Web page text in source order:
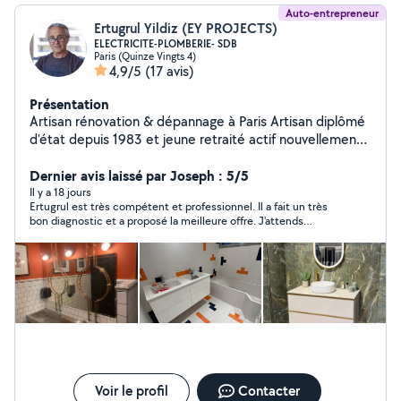
Auto-entrepreneur
Ertugrul Yildiz (EY PROJECTS)
ELECTRICITE-PLOMBERIE- SDB
Paris (Quinze Vingts 4)
4,9/5 (17 avis)
Présentation
Artisan rénovation & dépannage à Paris Artisan diplômé
d'état depuis 1983 et jeune retraité actif nouvellement
votre intérieur. Passionné par mon métier et ravi de
rencontrer les Parisiens, je propose mon savoir-faire
pour vos projets de rénovation et dépannages de
courte durée en électricité et plomberie. Je vous
conseille également dans vos projets globaux et
collabore avec un partenaire carreleur hautement
qualifié pour créer de superbes salles de bains, y
compris des transformations adaptées aux PMR.
Prestations proposées : Électricité & Plomberie :
aménagement PMR. Conseil : Accompagnement dans
vos projets de rénovation. ️ Assurances biennale et
Dernier avis laissé par Joseph : 5/5
Il y a 18 jours
Ertugrul est très compétent et professionnel. Il a fait un très
bon diagnostic et a proposé la meilleure offre. J'attends
Voir le profil Contacter